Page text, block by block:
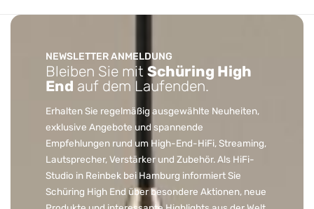
NEWSLETTER ANMELDUNG
Bleiben Sie mit Schüring High
End auf dem Laufenden.
Erhalten Sie regelmäßig ausgewählte Neuheiten,
exklusive Angebote und spannende
Empfehlungen rund um High-End-HiFi, Streaming,
Lautsprecher, Verstärker und Zubehör. Als HiFi-
Studio in Reinbek bei Hamburg informiert Sie
Schüring High End über besondere Aktionen, neue